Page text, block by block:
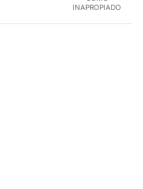
INAPROPIADO